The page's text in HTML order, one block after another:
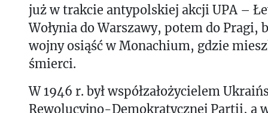
już w trakcie antypolskiej akcji UPA –
Wołynia do Warszawy, potem do Pragi,
wojny osiąść w Monachium, gdzie
śmierci.
W 1946 r. był współzałożycielem
Rewolucyjno-Demokratycznej Partii, a